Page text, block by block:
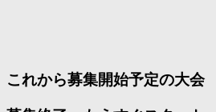
これから募集開始予定の大会